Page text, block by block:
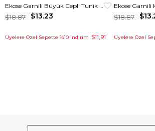
Ekose Garnili Büyük Cepli Tunik Ekru
$13.23
$18.87
Üyelere Özel Sepette %10 indirim $11,91
$18.87
Üyelere Özel